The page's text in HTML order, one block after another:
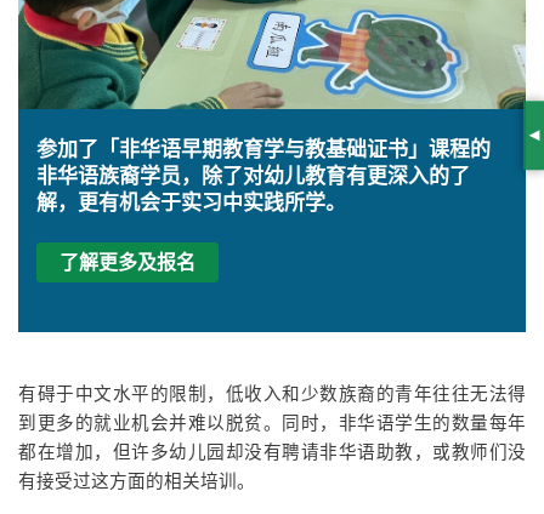
参加了「非华语早期教育学与教基础证书」课程的
非华语族裔学员，除了对幼儿教育有更深入的了
解，更有机会于实习中实践所学。
了解更多及报名
有碍于中文水平的限制，低收入和少数族裔的青年往往无法得
到更多的就业机会并难以脱贫。同时，非华语学生的数量每年
都在增加，但许多幼儿园却没有聘请非华语助教，或教师们没
有接受过这方面的相关培训。